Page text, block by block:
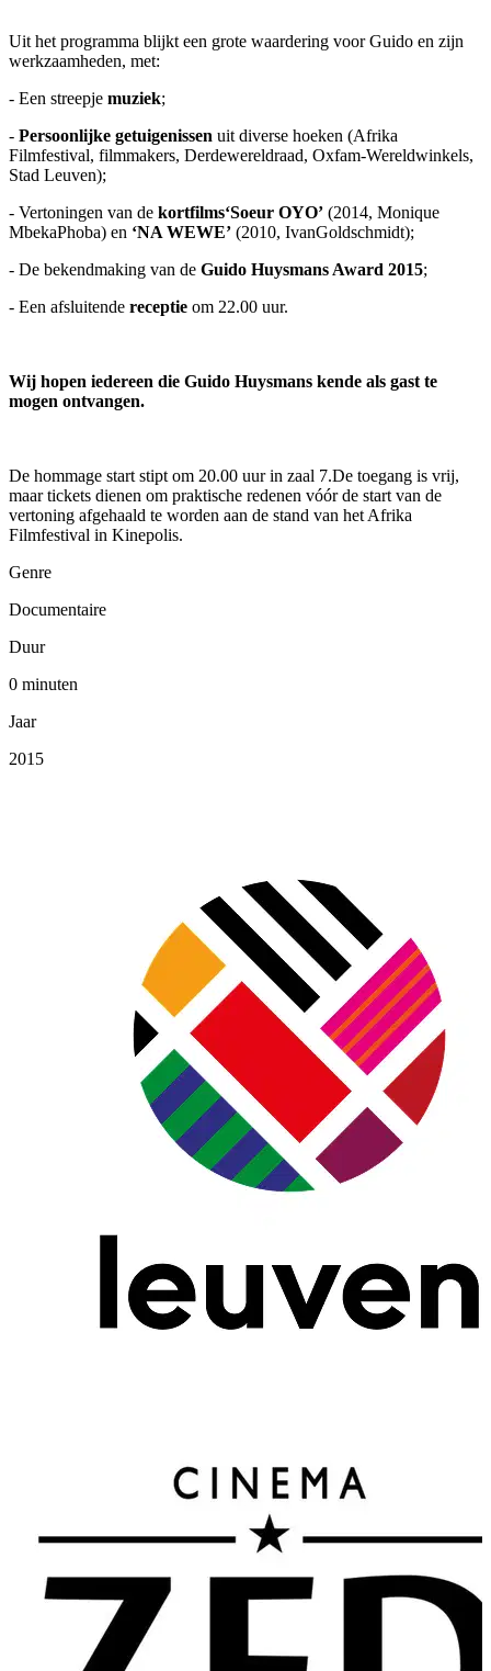
Uit het programma blijkt een grote waardering voor Guido en zijn
werkzaamheden, met:
- Een streepje muziek;
- Persoonlijke getuigenissen uit diverse hoeken (Afrika
Filmfestival, filmmakers, Derdewereldraad, Oxfam-Wereldwinkels,
Stad Leuven);
- Vertoningen van de kortfilms‘Soeur OYO’ (2014, Monique
MbekaPhoba) en ‘NA WEWE’ (2010, IvanGoldschmidt);
- De bekendmaking van de Guido Huysmans Award 2015;
- Een afsluitende receptie om 22.00 uur.
Wij hopen iedereen die Guido Huysmans kende als gast te
mogen ontvangen.
De hommage start stipt om 20.00 uur in zaal 7.De toegang is vrij,
maar tickets dienen om praktische redenen vóór de start van de
vertoning afgehaald te worden aan de stand van het Afrika
Filmfestival in Kinepolis.
Genre
Documentaire
Duur
0 minuten
Jaar
2015